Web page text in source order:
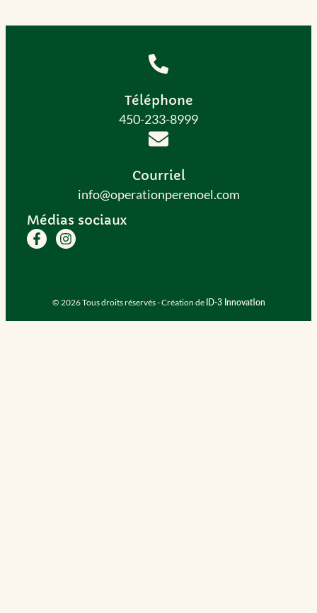
Téléphone
450-233-8999
Courriel
info@operationperenoel.com
Médias sociaux
© 2026 Tous droits réservés - Création de ID-3 Innovation